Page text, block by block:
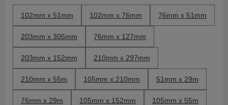
102mm x 51mm 102mm x 76mm 76mm x 51mm
203mm x 305mm 76mm x 127mm
203mm x 152mm 210mm x 297mm
210mm x 55m 105mm x 210mm 51mm x 29m
76mm x 29m 105mm x 152mm 105mm x 55m